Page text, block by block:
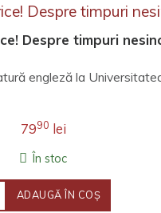
Despre timpuri
engleză la
7990 lei
În stoc
ADAUGĂ ÎN COŞ